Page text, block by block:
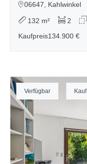
06647, Kahlwinkel
132 m² 2
Kaufpreis134.900 €
Verfügbar Kauf